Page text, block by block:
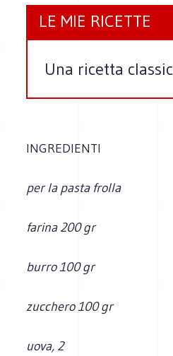
LE MIE RICETTE
Una ricetta
INGREDIENTI
per la pasta frolla
farina 200 gr
burro 100 gr
zucchero 100 gr
uova, 2